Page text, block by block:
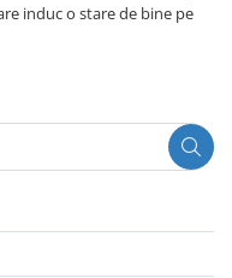
induc o stare de bine pe